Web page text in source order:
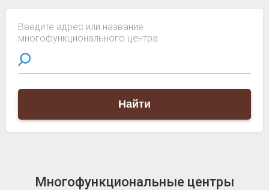
Введите адрес или название
многофункционального центра
Найти
Многофункциональные центры